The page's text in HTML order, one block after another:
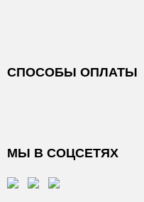
СПОСОБЫ ОПЛАТЫ
МЫ В СОЦСЕТЯХ